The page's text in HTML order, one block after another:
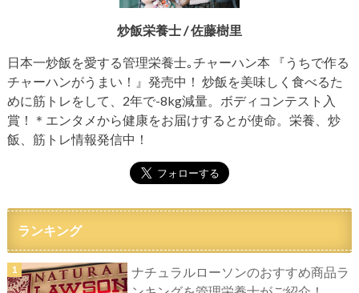
炒飯栄養士 / 佐藤樹里
日本一炒飯を愛する管理栄養士｡チャーハン本 『うちで作る
チャーハンがうまい！』発売中！ 炒飯を美味しく食べるた
めに筋トレをして、2年で-8kg減量。ボディコンテスト入
賞！＊エンタメから健康をお届けするとが使命。栄養、炒
飯、筋トレ情報発信中！
ランキング
ナチュラルローソンのおすすめ商品ラ